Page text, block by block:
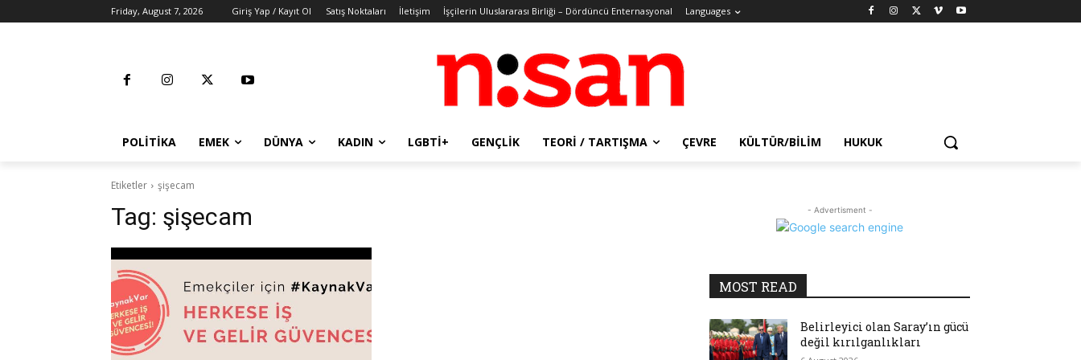
Friday, August 7, 2026 Giriş Yap / Kayıt Ol Satış Noktaları İletişim İşçilerin Uluslararası Birliği – Dördüncü Enternasyonal Languages
POLITIKA EMEK DÜNYA KADIN LGBTİ+ GENÇLIK TEORI / TARTIŞMA ÇEVRE KÜLTÜR/BILIM HUKUK
Etiketler şişecam
Tag: şişecam - Advertisment -
MOST READ
Belirleyici olan Saray’ın gücü
değil kırılganlıkları